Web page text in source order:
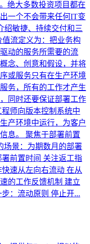
绝大多数投资项目都在
一个不会带来任何IT变
绍敏捷、持续交付和三
值流定义为：把业务构
动的服务所需要的流
念、创意和假设，并将
或服务只有在生产环境
务，所有的工作才产生
同时还要保证部署工作
师向版本控制系统中
产环境中运行，为客户
息。 聚焦于部署前置
场景：为期数月的部署
前置时间 关注返工指
速从左向右流动 在从
的工作反馈机制 建立
：流动原则 停止开...